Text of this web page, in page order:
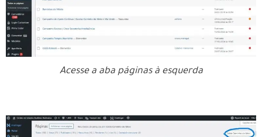
Acesse a aba páginas à esquerda